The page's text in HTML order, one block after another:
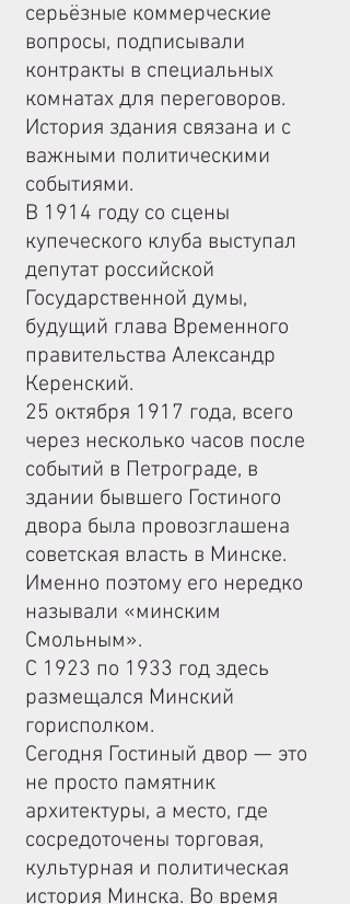
серьёзные коммерческие
вопросы, подписывали
контракты в специальных
комнатах для переговоров.
История здания связана и с
важными политическими
событиями.
В 1914 году со сцены
купеческого клуба выступал
депутат российской
Государственной думы,
будущий глава Временного
правительства Александр
Керенский.
25 октября 1917 года, всего
через несколько часов после
событий в Петрограде, в
здании бывшего Гостиного
двора была провозглашена
советская власть в Минске.
Именно поэтому его нередко
называли «минским
Смольным».
С 1923 по 1933 год здесь
размещался Минский
горисполком.
Сегодня Гостиный двор — это
не просто памятник
архитектуры, а место, где
сосредоточены торговая,
культурная и политическая
история Минска. Во время